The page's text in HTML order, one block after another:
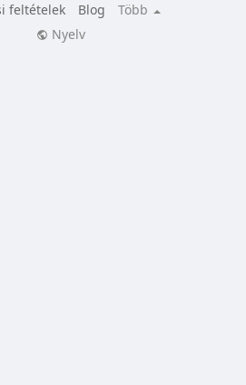
feltételek
Blog
Több
Nyelv